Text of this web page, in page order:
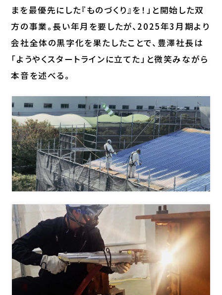
まを最優先にした『ものづくり』を！」と開始した双
方の事業。長い年月を要したが、2025年3月期より
会社全体の黒字化を果たしたことで、豊澤社長は
「ようやくスタートラインに立てた」と微笑みながら
本音を述べる。